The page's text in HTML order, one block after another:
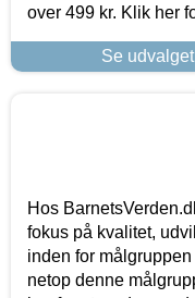
over 499 kr. Klik her
Se
Hos
fokus på kvalitet,
inden for
netop denne